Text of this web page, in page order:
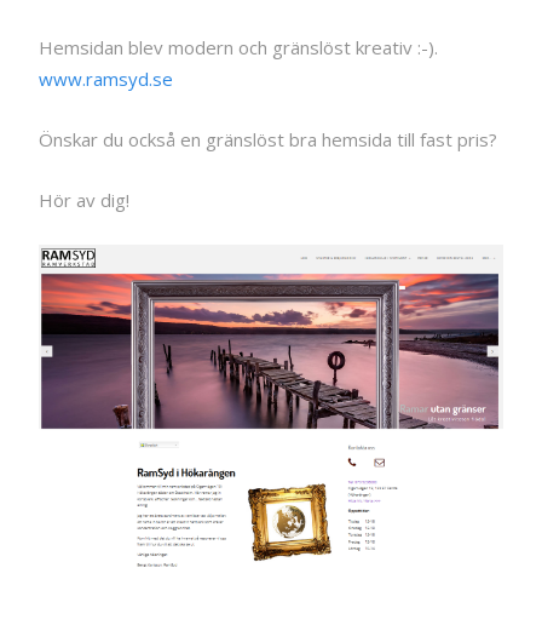
Hemsidan blev modern och gränslöst kreativ :-).
www.ramsyd.se
Önskar du också en gränslöst bra hemsida till fast pris?
Hör av dig!